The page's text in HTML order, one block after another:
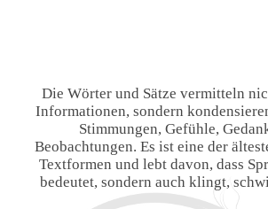
Die Wörter und Sätze vermitteln
Informationen, sondern
Stimmungen, Gefühle,
Beobachtungen. Es ist eine der
Textformen und lebt davon, dass
bedeutet, sondern auch klingt,